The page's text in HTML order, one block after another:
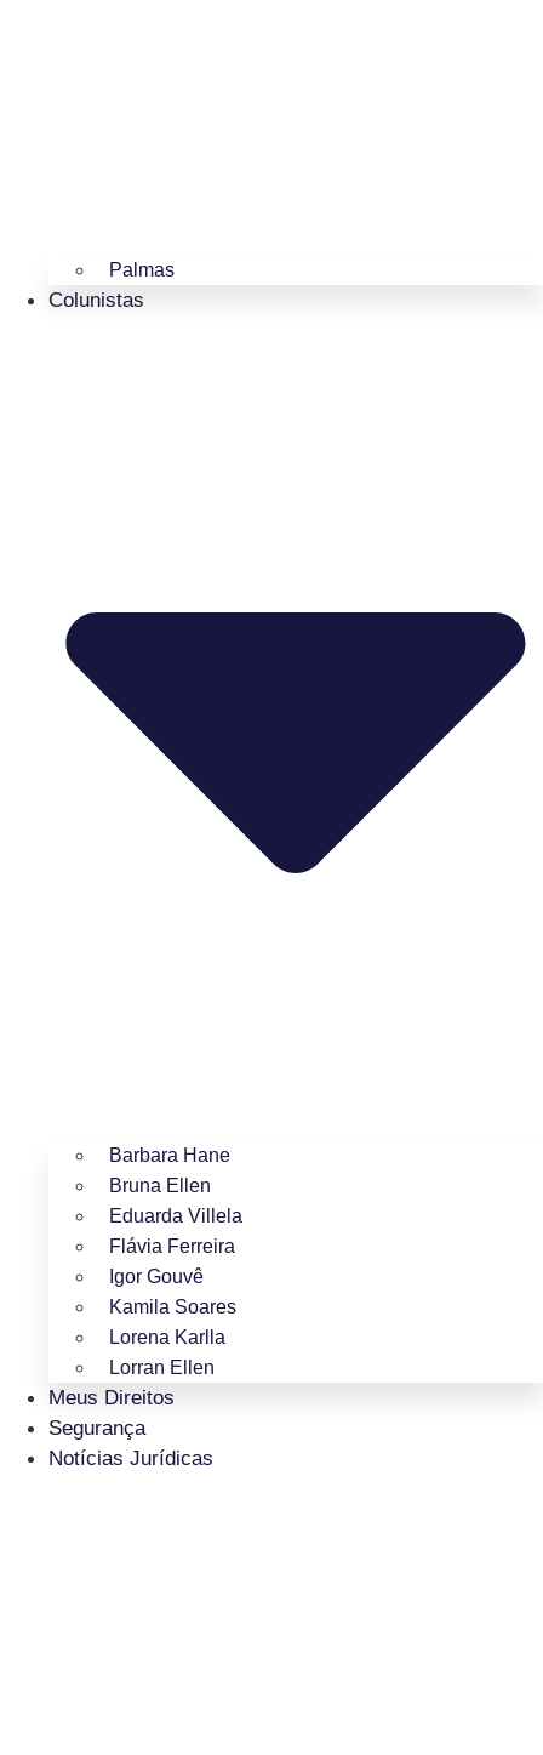
Palmas
Colunistas
Barbara Hane
Bruna Ellen
Eduarda Villela
Flávia Ferreira
Igor Gouvê
Kamila Soares
Lorena Karlla
Lorran Ellen
Meus Direitos
Segurança
Notícias Jurídicas